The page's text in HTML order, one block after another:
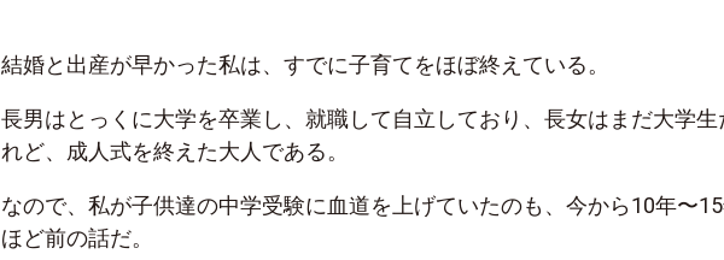
結婚と出産が早かった私は、すでに子育てをほぼ終えている。
長男はとっくに大学を卒業し、就職して自立しており、長女はまだ大学生
れど、成人式を終えた大人である。
なので、私が子供達の中学受験に血道を上げていたのも、今から10年〜
ほど前の話だ。